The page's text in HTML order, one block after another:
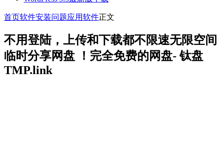
首页软件安装问题应用软件正文
不用登陆，上传和下载都不限速无限空间
临时分享网盘 ！完全免费的网盘- 钛盘
TMP.link